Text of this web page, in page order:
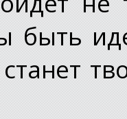
быть